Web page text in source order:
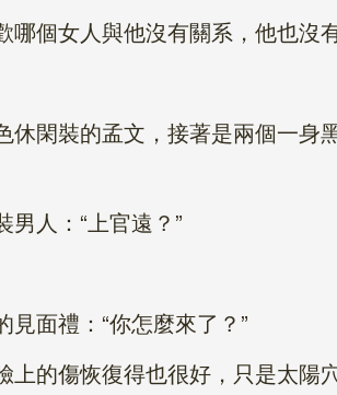
個女人與他沒有關系，他也沒
裝的孟文，接著是兩個一身
人：“上官遠？”
面禮：“你怎麼來了？”
傷恢復得也很好，只是太陽